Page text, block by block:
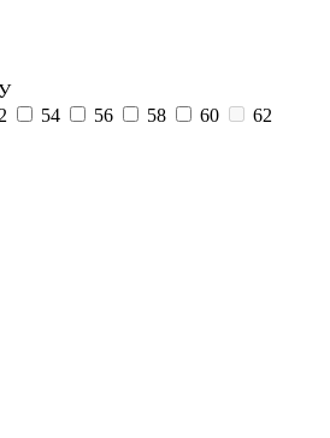
54 56 58 60
62